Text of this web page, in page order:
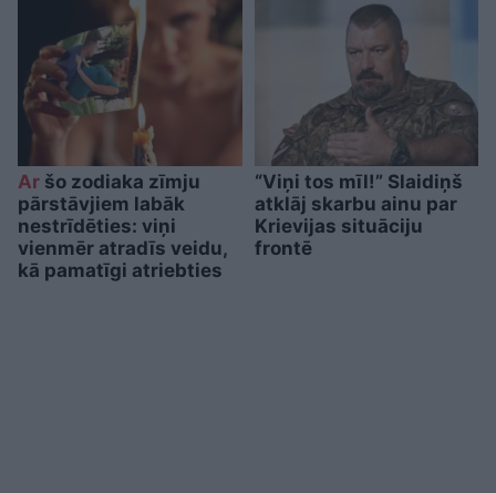
Ar šo zodiaka zīmju
pārstāvjiem labāk
nestrīdēties: viņi
vienmēr atradīs veidu,
kā pamatīgi atriebties
“Viņi tos mīl!” Slaidiņš
atklāj skarbu ainu par
Krievijas situāciju
frontē